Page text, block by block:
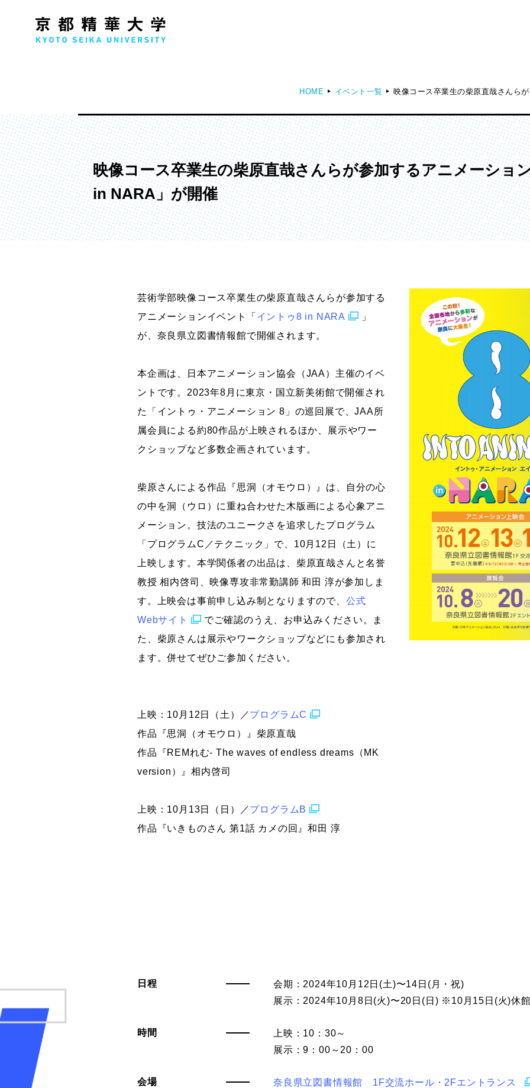
人文学部
歴史コース
文学コース
社会コース
国際文化コース
国際日本学コース
メディア表現学部
メディア表現学科
芸術学部
造形学科
デジタルクリエイションコース
イラスト学科
プロダクトデザイン学科
新世代マンガコース
キャラクターデザインコース
アニメーションコース
デザイン研究科
マンガ研究科
人文学研究科
HOME イベント一覧 映像コース卒業生の柴原直哉さんら
映像コース卒業生の柴原直哉さんらが参加するアニメーショ
in NARA」が開催
芸術学部映像コース卒業生の柴原直哉さんらが参加する
アニメーションイベント「 イントゥ8 in NARA
」
が、奈良県立図書情報館で開催されます。
本企画は、日本アニメーション協会（JAA）主催のイベ
ントです。2023年8月に東京・国立新美術館で開催され
た「イントゥ・アニメーション 8」の巡回展で、JAA所
属会員による約80作品が上映されるほか、展示やワー
クショップなど多数企画されています。
柴原さんによる作品『思洞（オモウロ）』は、自分の心
の中を洞（ウロ）に重ね合わせた木版画による心象アニ
メーション。技法のユニークさを追求したプログラム
「プログラムC／テクニック」で、10月12日（土）に
上映します。本学関係者の出品は、柴原直哉さんと名誉
教授 相内啓司、映像専攻非常勤講師 和田 淳が参加しま
す。上映会は事前申し込み制となりますので、 公式
Webサイト
でご確認のうえ、お申込みください。ま
た、柴原さんは展示やワークショップなどにも参加され
ます。併せてぜひご参加ください。
上映：10月12日（土）／プログラムC
作品『思洞（オモウロ）』柴原直哉
作品『REMれむ- The waves of endless dreams（MK
version）』相内啓司
上映：10月13日（日）／プログラムB
作品『いきものさん 第1話 カメの回』和田 淳
日程
会期：2024年10月12日(土)〜14日(月・祝)
展示：2024年10月8日(火)〜20日(日) ※10月15日(火)休
時間
上映：10：30～
展示：9：00～20：00
会場
奈良県立図書情報館 1F交流ホール・2Fエントランス